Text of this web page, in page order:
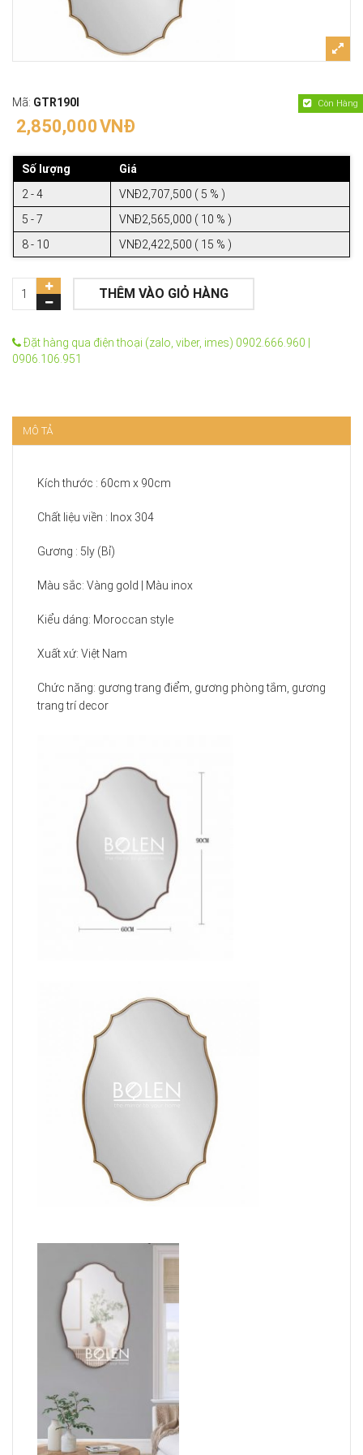
Mã: GTR190I
2,850,000VNĐ
Còn Hàng
Số lượng
Giá
2 - 4
VNĐ2,707,500 ( 5 % )
5 - 7
VNĐ2,565,000 ( 10 % )
8 - 10
VNĐ2,422,500 ( 15 % )
THÊM VÀO GIỎ HÀNG
Đặt hàng qua điện thoại (zalo, viber, imes) 0902.666.960 |
0906.106.951
MÔ TẢ
Kích thước : 60cm x 90cm
Chất liệu viền : Inox 304
Gương : 5ly (Bỉ)
Màu sắc: Vàng gold | Màu inox
Kiểu dáng: Moroccan style
Xuất xứ: Việt Nam
Chức năng: gương trang điểm, gương phòng tắm, gương
trang trí decor